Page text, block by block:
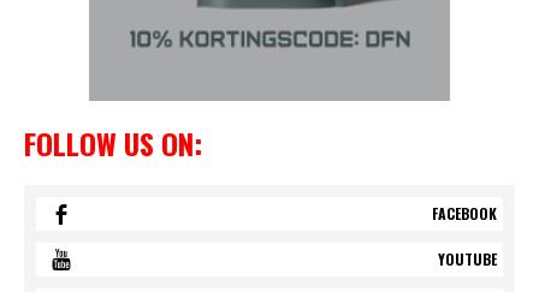
FOLLOW US ON:
FACEBOOK
YOUTUBE